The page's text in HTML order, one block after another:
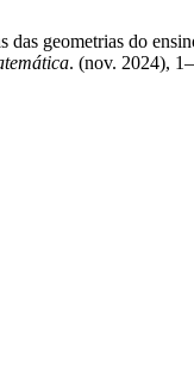
geometrias do
. (nov. 2024),